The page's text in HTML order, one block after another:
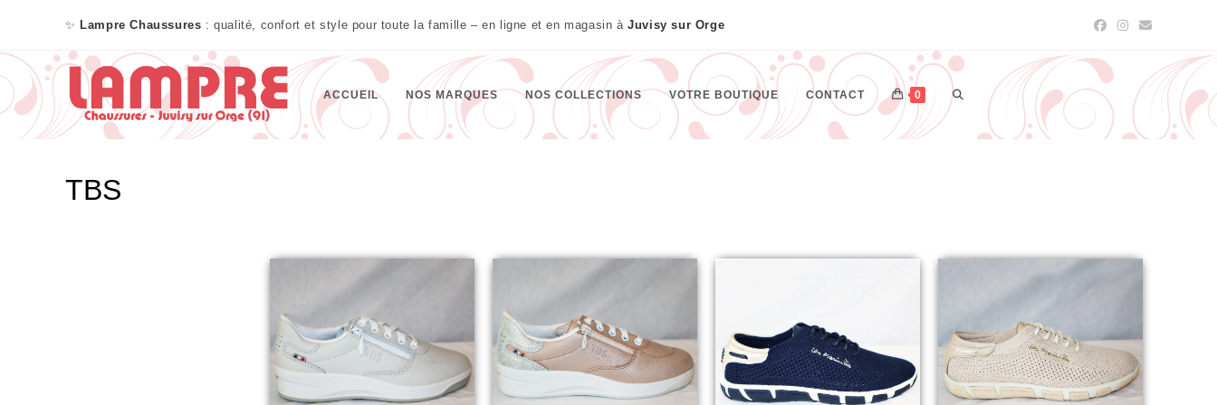
✨ Lampre Chaussures : qualité, confort et style pour toute la famille – en ligne et en magasin àJuvisy sur Orge
ACCUEIL NOS MARQUES NOS COLLECTIONS VOTRE BOUTIQUE CONTACT 0
TBS